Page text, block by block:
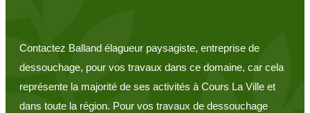
Contactez Balland élagueur paysagiste, entreprise de
dessouchage, pour vos travaux dans ce domaine, car cela
représente la majorité de ses activités à Cours La Ville et
dans toute la région. Pour vos travaux de dessouchage